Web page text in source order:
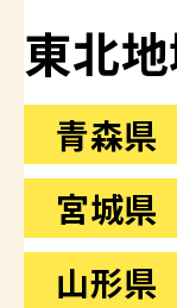
東北
青森県
宮城県
山形県